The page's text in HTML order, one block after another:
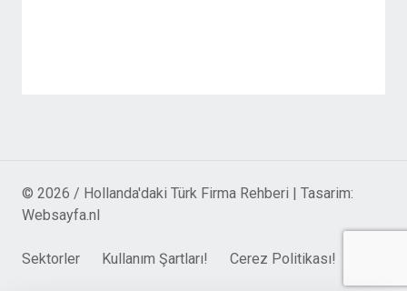
© 2026 / Hollanda'daki Türk Firma Rehberi | Tasarim:
Websayfa.nl
Sektorler Kullanım Şartları! Cerez Politikası!